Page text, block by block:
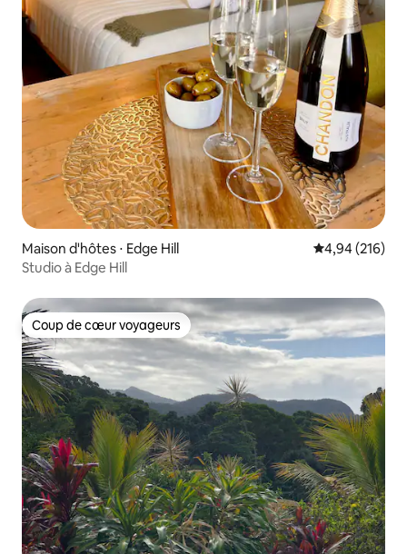
Maison d'hôtes ⋅ Edge Hill Évaluation
4,94 (216)
Studio à Edge Hill
Coup de cœur voyageurs
Coup de cœur voyageurs